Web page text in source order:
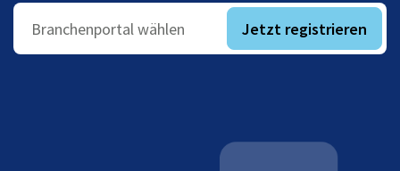
Branchenportal wählen Jetzt registrieren